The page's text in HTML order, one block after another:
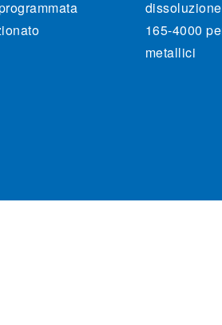
dissoluzione
165-4000
metallici